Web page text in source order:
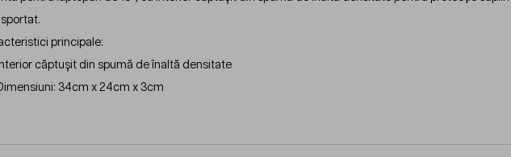
principale:
Interior căptușit din spumă de înaltă densitate
34cm x 24cm x 3cm